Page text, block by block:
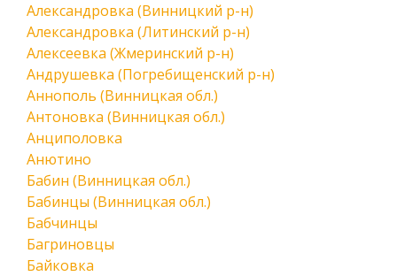
Александровка (Винницкий р-н)
Александровка (Литинский р-н)
Алексеевка (Жмеринский р-н)
Андрушевка (Погребищенский р-н)
Аннополь (Винницкая обл.)
Антоновка (Винницкая обл.)
Анциполовка
Анютино
Бабин (Винницкая обл.)
Бабинцы (Винницкая обл.)
Бабчинцы
Багриновцы
Байковка